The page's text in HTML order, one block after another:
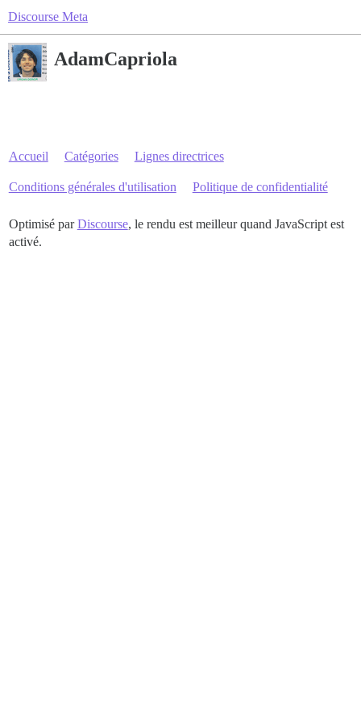
Discourse Meta
AdamCapriola
Accueil Catégories Lignes directrices
Conditions générales d'utilisation Politique de confidentialité
Optimisé parDiscourse, le rendu est meilleur quand JavaScript est
activé.